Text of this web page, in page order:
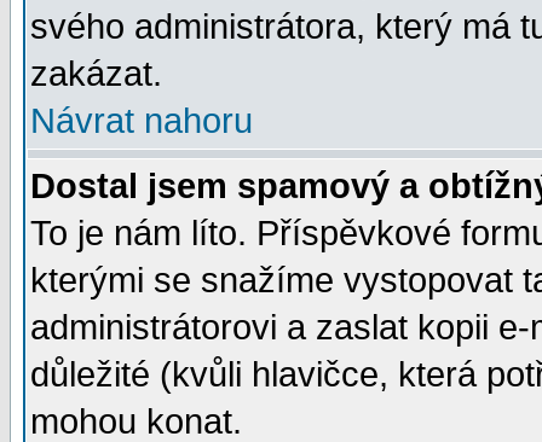
svého administrátora, který má
zakázat.
Návrat nahoru
Dostal jsem spamový a
To je nám líto. Příspěvkové
kterými se snažíme vystopovat
administrátorovi a zaslat kopii
důležité (kvůli hlavičce, která
mohou konat.